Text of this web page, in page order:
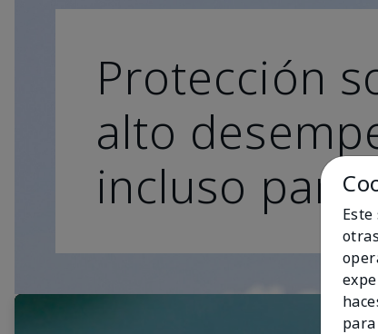
Protección
alto
incluso para